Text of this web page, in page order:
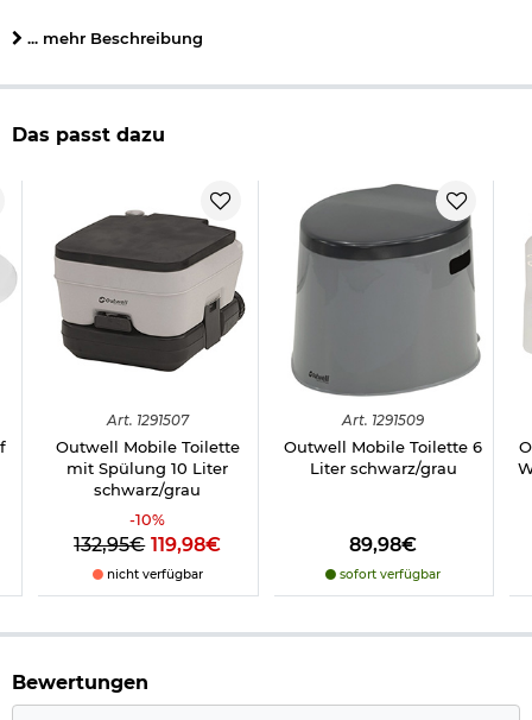
ein.
robust
kompakt zusammenklappbar
stabiles Verriegelungssystem der Beine
max. Last: 130 kg
Maße aufgebaut: ca. 36,8 x 36,8 x 36,8 cm
Packmaß: ca. 37 x 37 x 13 cm
Gewicht: ca. 2,3 kg
Material: Kunststoff
Farbe: grün
Marke: Reliance
... mehr Beschreibung
Das passt dazu
Art. 1291507
Outwell Mobile Toilette
mit Spülung 10 Liter
schwarz/grau
-10%
132,95€ 119,98€
nicht verfügbar
Art. 1291509
Outwell Mobile Toilette 6
Liter schwarz/grau
89,98€
sofort verfügbar
Bewertungen